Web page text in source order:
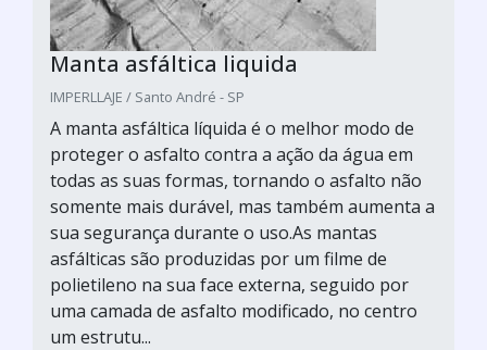
Manta asfáltica liquida
IMPERLLAJE / Santo André - SP
A manta asfáltica líquida é o melhor modo de
proteger o asfalto contra a ação da água em
todas as suas formas, tornando o asfalto não
somente mais durável, mas também aumenta a
sua segurança durante o uso.As mantas
asfálticas são produzidas por um filme de
polietileno na sua face externa, seguido por
uma camada de asfalto modificado, no centro
um estrutu...